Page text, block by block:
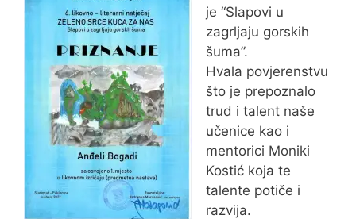
je “Slapovi u
zagrljaju gorskih
šuma”.
Hvala povjerenstvu
što je prepoznalo
trud i talent naše
učenice kao i
mentorici Moniki
Kostić koja te
talente potiče i
razvija.